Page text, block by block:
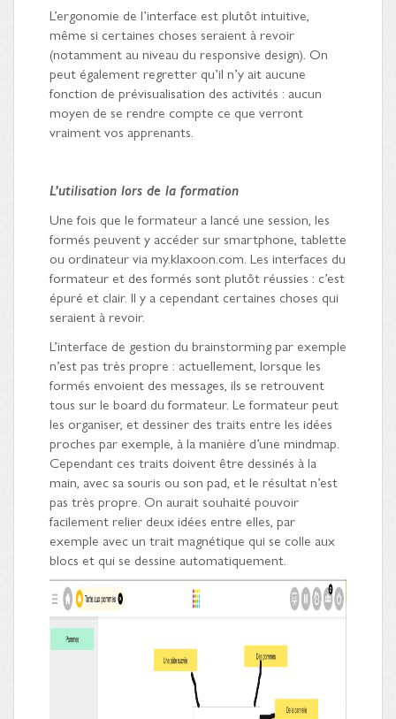
L’ergonomie de l’interface est plutôt intuitive,
même si certaines choses seraient à revoir
(notamment au niveau du responsive design). On
peut également regretter qu’il n’y ait aucune
fonction de prévisualisation des activités : aucun
moyen de se rendre compte ce que verront
vraiment vos apprenants.
L’utilisation lors de la formation
Une fois que le formateur a lancé une session, les
formés peuvent y accéder sur smartphone, tablette
ou ordinateur via my.klaxoon.com. Les interfaces du
formateur et des formés sont plutôt réussies : c’est
épuré et clair. Il y a cependant certaines choses qui
seraient à revoir.
L’interface de gestion du brainstorming par exemple
n’est pas très propre : actuellement, lorsque les
formés envoient des messages, ils se retrouvent
tous sur le board du formateur. Le formateur peut
les organiser, et dessiner des traits entre les idées
proches par exemple, à la manière d’une mindmap.
Cependant ces traits doivent être dessinés à la
main, avec sa souris ou son pad, et le résultat n’est
pas très propre. On aurait souhaité pouvoir
facilement relier deux idées entre elles, par
exemple avec un trait magnétique qui se colle aux
blocs et qui se dessine automatiquement.